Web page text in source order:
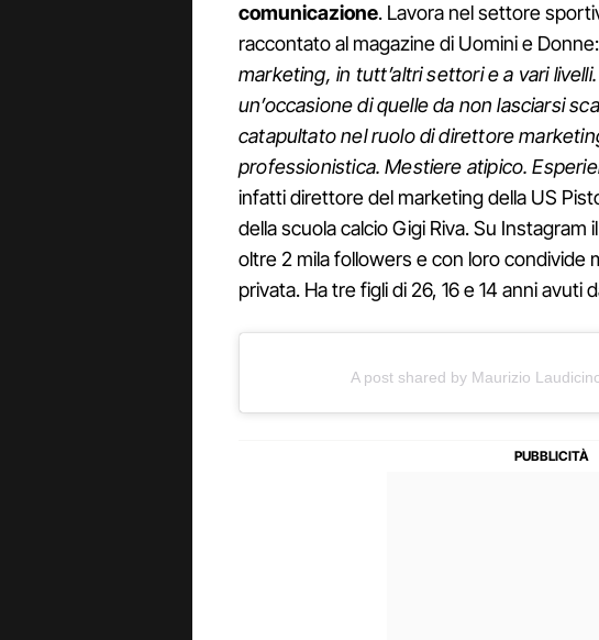
comunicazione. Lavora nel settore
raccontato al magazine di Uomini e
marketing, in tutt’altri settori e a vari
un’occasione di quelle da non lasciarsi
catapultato nel ruolo di direttore
professionistica. Mestiere atipico.
infatti direttore del marketing della US
della scuola calcio Gigi Riva. Su
oltre 2 mila followers e con loro condivide
privata. Ha tre figli di 26, 16 e 14 anni
A post shared by Maurizio